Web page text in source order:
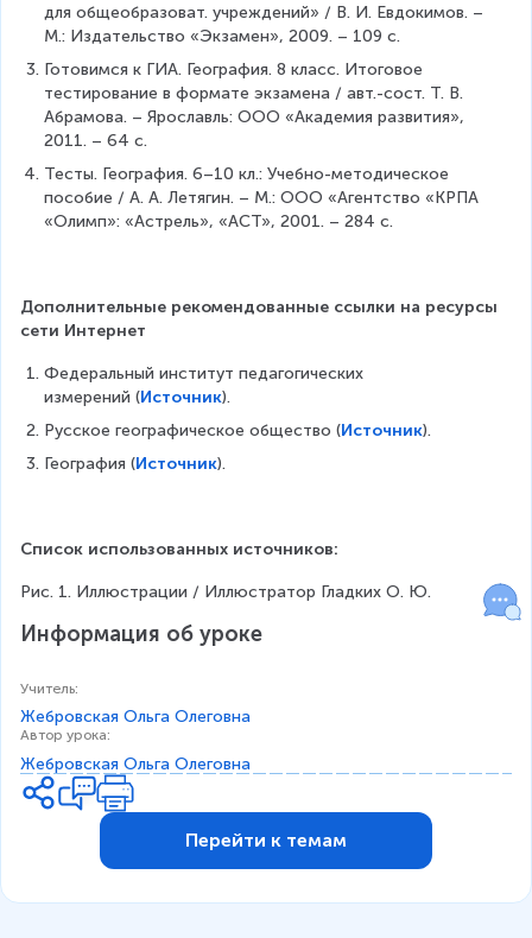
для общеобразоват. учреждений» / В. И. Евдокимов. –
М.: Издательство «Экзамен», 2009. – 109 с.
Готовимся к ГИА. География. 8 класс. Итоговое
тестирование в формате экзамена / авт.-сост. Т. В.
Абрамова. – Ярославль: ООО «Академия развития»,
2011. – 64 с.
Тесты. География. 6–10 кл.: Учебно-методическое
пособие / А. А. Летягин. – М.: ООО «Агентство «КРПА
«Олимп»: «Астрель», «АСТ», 2001. – 284 с.
Дополнительные рекомендованные ссылки на ресурсы
сети Интернет
Федеральный институт педагогических
измерений (Источник).
Русское географическое общество (Источник).
География (Источник).
Список использованных источников:
Рис. 1. Иллюстрации / Иллюстратор Гладких О. Ю.
Информация об уроке
Учитель:
Жебровская Ольга Олеговна
Автор урока:
Жебровская Ольга Олеговна
Перейти к темам